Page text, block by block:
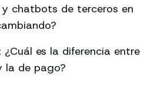
y chatbots de terceros en
¿Cuál es la diferencia entre
la de pago?